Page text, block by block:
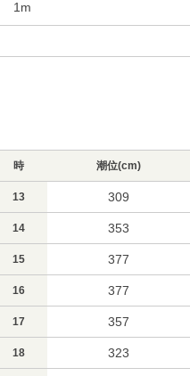
1m
時 潮位(cm)
13 309
14 353
15 377
16 377
17 357
18 323